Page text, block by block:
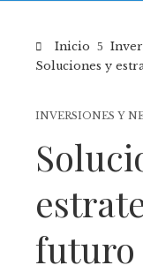
Inicio
Soluciones y
INVERSIONES Y
futuro